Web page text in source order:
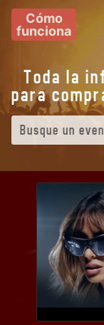
Cómo
funciona
Toda la
para